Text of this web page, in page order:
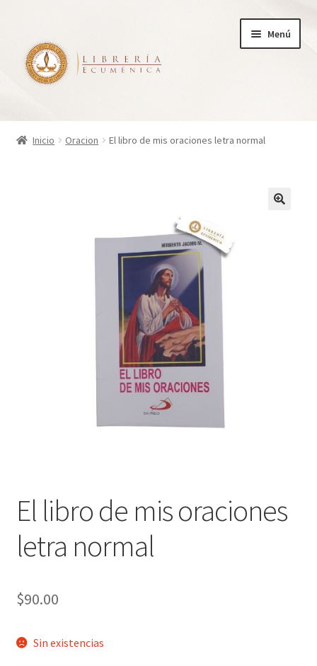
la
navegación
contenido
Menú
Inicio
Política de privacidad
Inicio Oracion El libro de mis oraciones letra normal
El libro de mis oraciones
letra normal
$90.00
Sin existencias